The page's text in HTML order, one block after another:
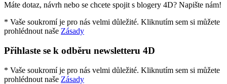
Máte dotaz, návrh nebo se chcete spojit s blogery 4D? Napište nám!
* Vaše soukromí je pro nás velmi důležité. Kliknutím sem si můžete
prohlédnout naše Zásady
Přihlaste se k odběru newsletteru 4D
* Vaše soukromí je pro nás velmi důležité. Kliknutím sem si můžete
prohlédnout naše Zásady